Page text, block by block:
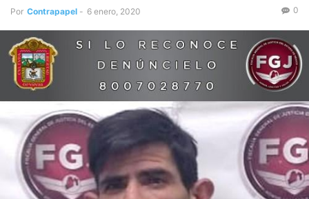
Por Contrapapel - 6 enero, 2020 0